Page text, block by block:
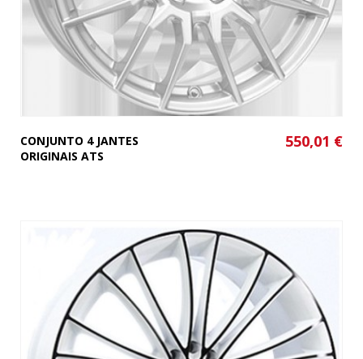
CONJUNTO 4 JANTES
ORIGINAIS ATS
550,01 €